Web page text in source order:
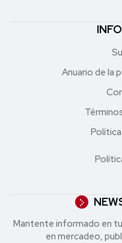
Anuario de la
Mantente informado en
en mercadeo,